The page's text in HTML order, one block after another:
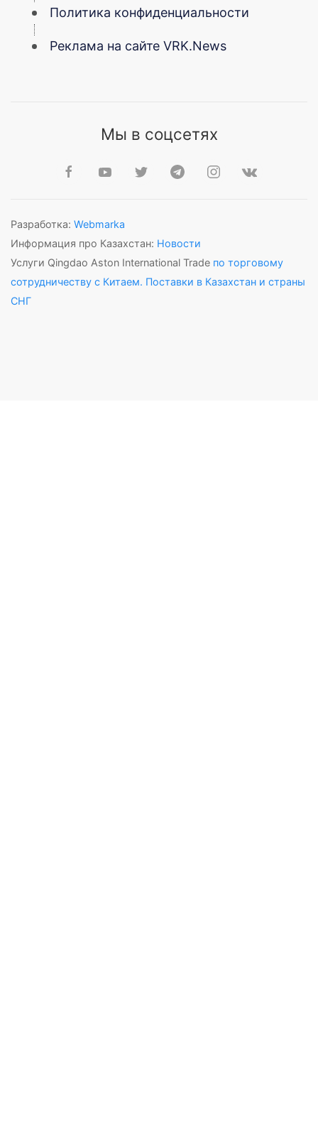
Политика конфиденциальности
Реклама на сайте VRK.News
Мы в соцсетях
Разработка: Webmarka
Информация про Казахстан: Новости
Услуги Qingdao Aston International Trade по торговому
сотрудничеству с Китаем. Поставки в Казахстан и страны
СНГ